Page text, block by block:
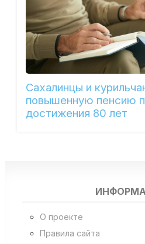
Сахалинцы и
повышенную пенсию
достижения 80 лет
О проекте
Правила сайта